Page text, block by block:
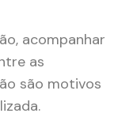
acompanhar
as
são motivos